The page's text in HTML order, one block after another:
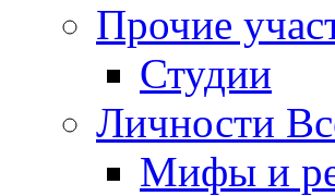
Прочие
Студии
Личности
Мифы и